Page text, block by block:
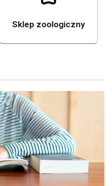
Sklep zoologiczny